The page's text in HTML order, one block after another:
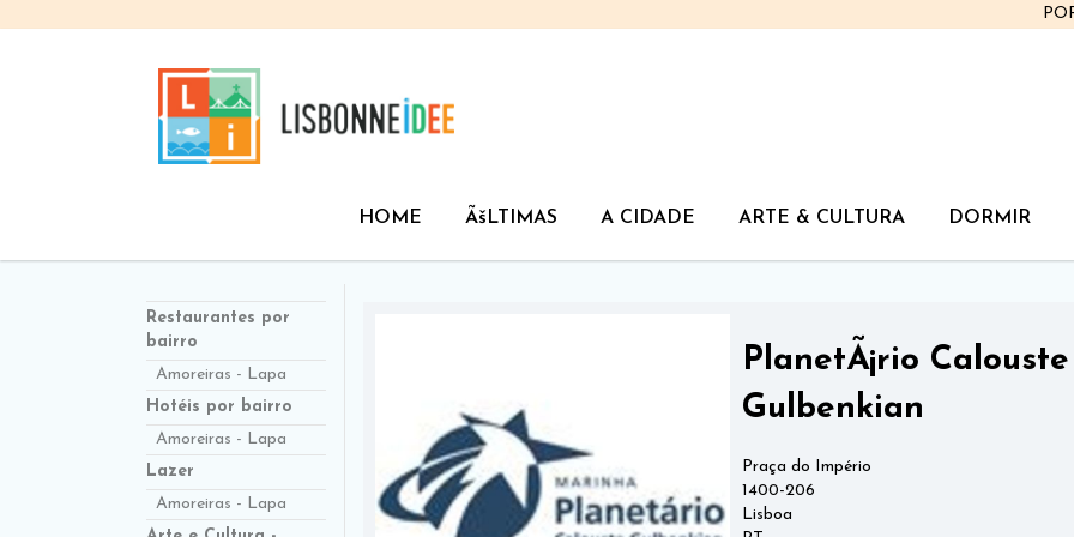
HOME ÃšLTIMAS A CIDADE ARTE & CULTURA DORMIR
Restaurantes por
bairro
Amoreiras - Lapa
Hotéis por bairro
Amoreiras - Lapa
Lazer
Amoreiras - Lapa
PlanetÃ¡rio Calouste
Gulbenkian
Praça do Império
1400-206
Lisboa